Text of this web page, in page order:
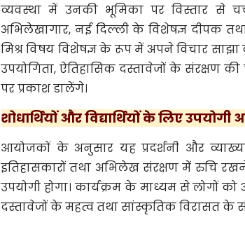
व्यवस्था में उनकी भूमिका पर विस्तार से
अभिलेखागार, नई दिल्ली के विशेषज्ञ दीपक
मिश्र विषय विशेषज्ञ के रूप में अपने विचार साझा
उपयोगिता, ऐतिहासिक दस्तावेजों के संरक्षण
पर प्रकाश डालेंगे।
शोधार्थियों और विद्यार्थियों के लिए उपयोगी
आयोजकों के अनुसार यह प्रदर्शनी और
इतिहासकारों तथा अभिलेख संरक्षण में रुचि
उपयोगी होगा। कार्यक्रम के माध्यम से लोगों
दस्तावेजों के महत्व तथा सांस्कृतिक विरासत के